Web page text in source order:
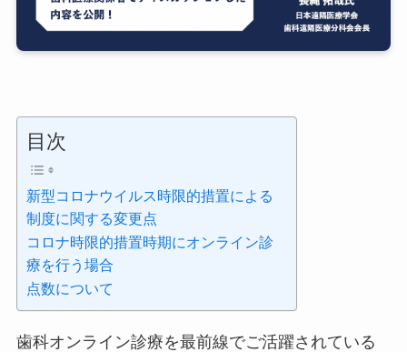
目次
新型コロナウイルス時限的措置による
制度に関する変更点
コロナ時限的措置時期にオンライン診
療を行う場合
点数について
歯科オンライン診療を最前線でご活躍されている